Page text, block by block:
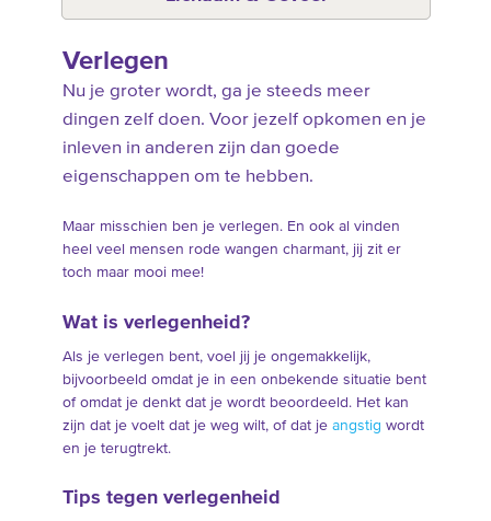
Verlegen
Nu je groter wordt, ga je steeds meer
dingen zelf doen. Voor jezelf opkomen en je
inleven in anderen zijn dan goede
eigenschappen om te hebben.
Maar misschien ben je verlegen. En ook al vinden
heel veel mensen rode wangen charmant, jij zit er
toch maar mooi mee!
Wat is verlegenheid?
Als je verlegen bent, voel jij je ongemakkelijk,
bijvoorbeeld omdat je in een onbekende situatie bent
of omdat je denkt dat je wordt beoordeeld. Het kan
zijn dat je voelt dat je weg wilt, of dat je angstig wordt
en je terugtrekt.
Tips tegen verlegenheid